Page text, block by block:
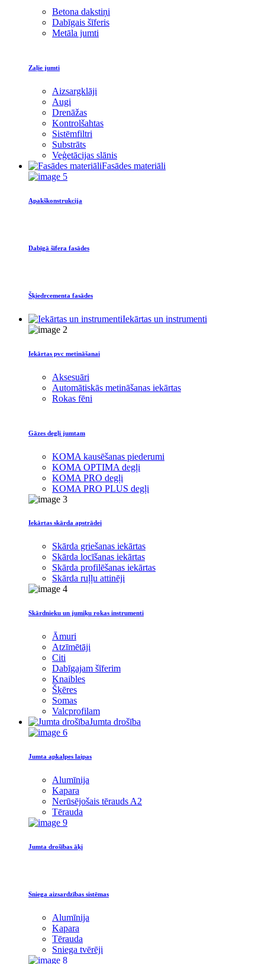
Betona dakstiņi
Dabīgais šīferis
Metāla jumti
Zaļie jumti
Aizsargklāji
Augi
Drenāžas
Kontrolšahtas
Sistēmfiltri
Substrāts
Veģetācijas slānis
Fasādes materiāli
Apakškonstrukcija
Dabīgā šīfera fasādes
Šķiedrcementa fasādes
Iekārtas un instrumenti
Iekārtas pvc metināšanai
Aksesuāri
Automātiskās metināšanas iekārtas
Rokas fēni
Gāzes degļi jumtam
KOMA kausēšanas piederumi
KOMA OPTIMA degļi
KOMA PRO degļi
KOMA PRO PLUS degļi
Iekārtas skārda apstrādei
Skārda griešanas iekārtas
Skārda locīšanas iekārtas
Skārda profilēšanas iekārtas
Skārda ruļļu attinēji
Skārdnieku un jumiķu rokas instrumenti
Āmuri
Atzīmētāji
Citi
Dabīgajam šīferim
Knaibles
Šķēres
Somas
Valcprofilam
Jumta drošība
Jumta apkalpes laipas
Alumīnija
Kapara
Nerūsējošais tērauds A2
Tērauda
Jumta drošības āķi
Sniega aizsardzības sistēmas
Alumīnija
Kapara
Tērauda
Sniega tvērēji